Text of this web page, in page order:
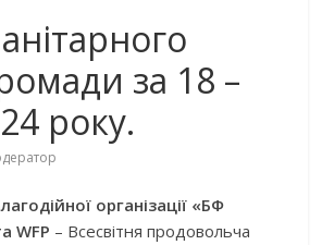
за 18 –
року.
організації «БФ
WFP – Всесвітня продовольча